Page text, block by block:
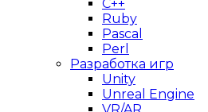
C++
Ruby
Pascal
Perl
Разработка игр
Unity
Unreal Engine